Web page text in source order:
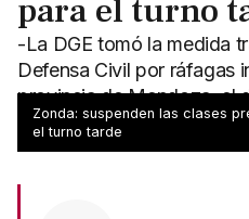
para el turno
-La DGE tomó la medida
Defensa Civil por ráfagas
provincia de Mendoza, el
mantiene sin cambios.
Zonda: suspenden las clases
el turno tarde